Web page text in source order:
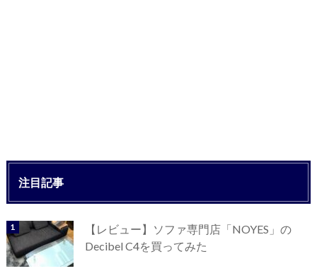
注目記事
【レビュー】ソファ専門店「NOYES」の
Decibel C4を買ってみた